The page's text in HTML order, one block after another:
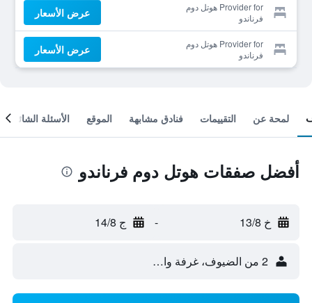
Provider for هوتل دوم
فرناندو
عرض الأسعار
Provider for هوتل دوم
فرناندو
عرض الأسعار
لمحة عن التقييمات فنادق مشابهة الموقع الأسئلة الشائعة
أفضل صفقات هوتل دوم فرناندو
خ 13/8 - ج 14/8
2 من الضيوف، غرفة واحدة